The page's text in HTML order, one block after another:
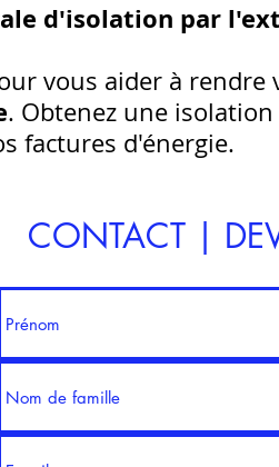
d'isolation par
vous aider à rendre
. Obtenez une
factures d'énergie.
CONTACT |